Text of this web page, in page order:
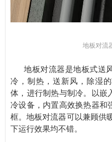
地板对流
地板对流器是地板式送风
冷，制热，送新风，除湿
体，进行制热与制冷。以嵌
冷设备，内置高效换热器和
框。地板对流器可以兼顾供
下运行效果均不错。